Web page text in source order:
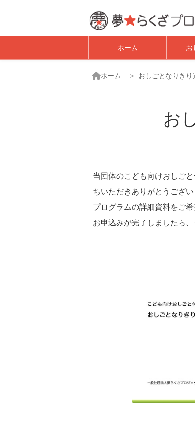
子ども職業体
ホーム お
ホーム おしごとなりきり
お
当団体のこども向けおしご
ちいただきありがとうござい
プログラムの詳細資料をご
お申込みが完了しましたら